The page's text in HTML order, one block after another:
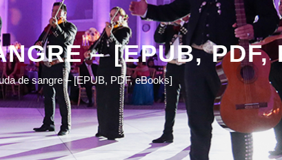
– [EPUB, PDF,
de sangre – [EPUB, PDF, eBooks]